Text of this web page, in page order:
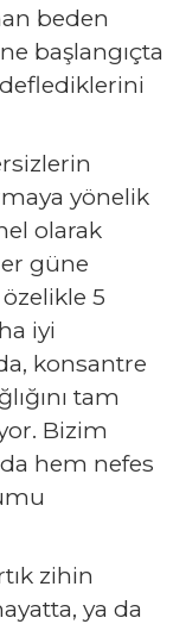
beden
başlangıçta
yönelik
olarak
güne
5
iyi
konsantre
tam
Bizim
da hem nefes
zihin
ya da